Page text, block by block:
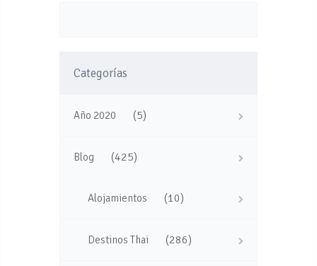
Categorías
Año 2020 (5)
Blog (425)
Alojamientos (10)
Destinos Thai (286)